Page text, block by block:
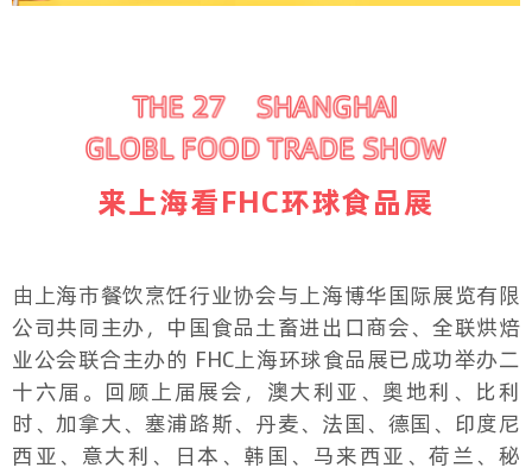
来上海看FHC环球食品展
由上海市餐饮烹饪行业协会与上海博华国际展览有限
公司共同主办，中国食品土畜进出口商会、全联烘焙
业公会联合主办的 FHC上海环球食品展已成功举办二
十六届。回顾上届展会，澳大利亚、奥地利、比利
时、加拿大、塞浦路斯、丹麦、法国、德国、印度尼
西亚、意大利、日本、韩国、马来西亚、荷兰、秘